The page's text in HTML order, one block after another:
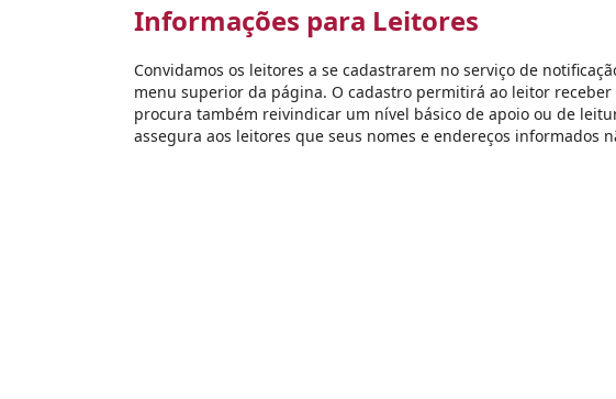
Informações para Leitores
Convidamos os leitores a se cadastrarem no serviço de
menu superior da página. O cadastro permitirá ao leitor
procura também reivindicar um nível básico de apoio ou de
assegura aos leitores que seus nomes e endereços informados